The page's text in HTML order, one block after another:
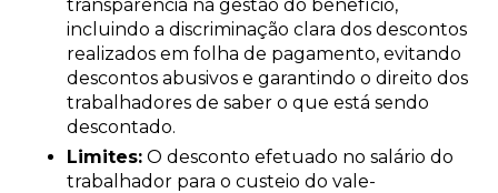
transparência na gestão do benefício,
incluindo a discriminação clara dos descontos
realizados em folha de pagamento, evitando
descontos abusivos e garantindo o direito dos
trabalhadores de saber o que está sendo
descontado.
Limites: O desconto efetuado no salário do
trabalhador para o custeio do vale-